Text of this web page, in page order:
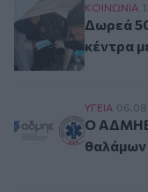
Δωρεά
ΚΟΙΝΩΝΙΑ
Δωρεά
κέντρα
Ο ΑΔΜΗΕ
ΥΓΕΙΑ
Ο ΑΔΜΗΕ
θαλάμων